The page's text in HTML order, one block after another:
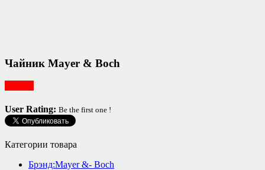
Чайник Mayer & Boch
User Rating: Be the first one !
Категории товара
Брэнд:Mayer &- Boch